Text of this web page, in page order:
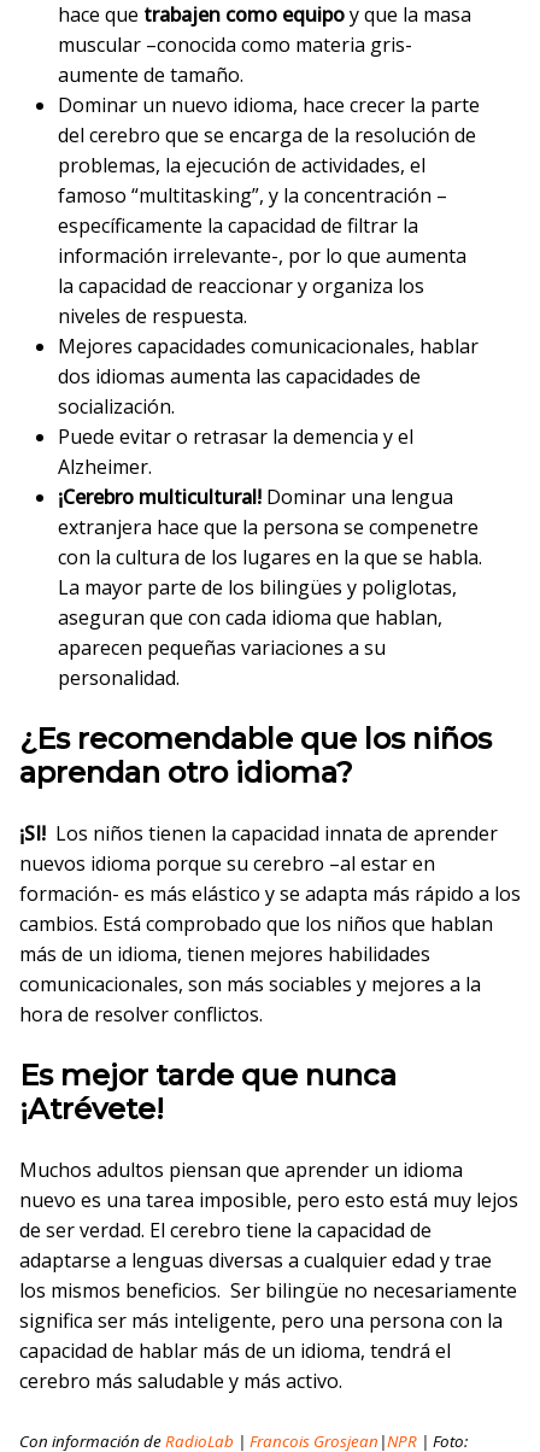
hace que trabajen como equipoy que la masa
muscular –conocida como materia gris-
aumente de tamaño.
Dominar un nuevo idioma, hace crecer la parte
del cerebro que se encarga de la resolución de
problemas, la ejecución de actividades, el
famoso “multitasking”, y la concentración –
específicamente la capacidad de filtrar la
información irrelevante-, por lo que aumenta
la capacidad de reaccionar y organiza los
niveles de respuesta.
Mejores capacidades comunicacionales, hablar
dos idiomas aumenta las capacidades de
socialización.
Puede evitar o retrasar la demencia y el
Alzheimer.
¡Cerebro multicultural! Dominar una lengua
extranjera hace que la persona se compenetre
con la cultura de los lugares en la que se habla.
La mayor parte de los bilingües y poliglotas,
aseguran que con cada idioma que hablan,
aparecen pequeñas variaciones a su
personalidad.
¿Es recomendable que los niños
aprendan otro idioma?
¡SI! Los niños tienen la capacidad innata de aprender
nuevos idioma porque su cerebro –al estar en
formación- es más elástico y se adapta más rápido a los
cambios. Está comprobado que los niños que hablan
más de un idioma, tienen mejores habilidades
comunicacionales, son más sociables y mejores a la
hora de resolver conflictos.
Es mejor tarde que nunca
¡Atrévete!
Muchos adultos piensan que aprender un idioma
nuevo es una tarea imposible, pero esto está muy lejos
de ser verdad. El cerebro tiene la capacidad de
adaptarse a lenguas diversas a cualquier edad y trae
los mismos beneficios. Ser bilingüe no necesariamente
significa ser más inteligente, pero una persona con la
capacidad de hablar más de un idioma, tendrá el
cerebro más saludable y más activo.
Con información deRadioLab | Francois Grosjean |NPR | Foto: